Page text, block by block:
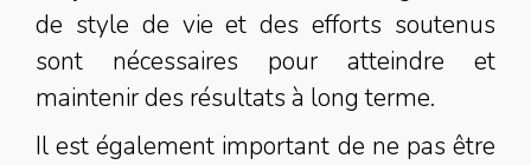
de style de vie et des efforts soutenus
sont nécessaires pour atteindre et
maintenir des résultats à long terme.
Il est également important de ne pas être